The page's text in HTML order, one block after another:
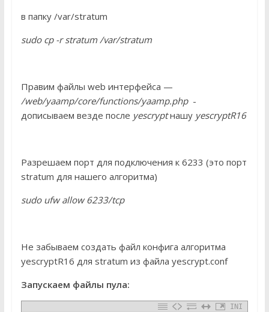
в папку /var/stratum
sudo cp -r stratum /var/stratum
Правим файлы web интерфейса —
/web/yaamp/core/functions/yaamp.php-
дописываем везде после yescryptнашу yescryptR16
Разрешаем порт для подключения к 6233 (это порт
stratum для нашего алгоритма)
sudo ufw allow 6233/tcp
Не забываем создать файл конфига алгоритма
yescryptR16 для stratum из файла yescrypt.conf
Запускаем файлы пула:
INI